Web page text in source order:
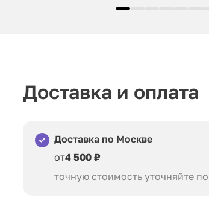
Доставка и оплата
Доставка по Москве
от4 500 ₽
точную стоимость уточняйте